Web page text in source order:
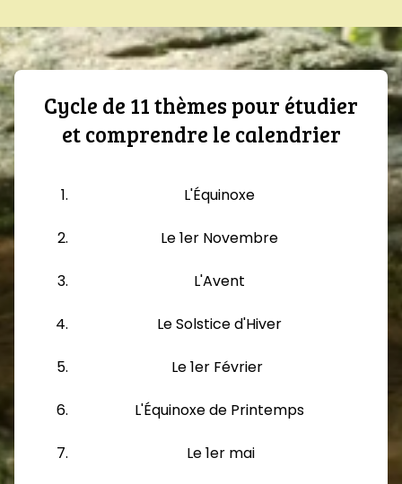
Cycle de 11 thèmes pour étudier
et comprendre le calendrier
L'Équinoxe
Le 1er Novembre
L'Avent
Le Solstice d'Hiver
Le 1er Février
L'Équinoxe de Printemps
Le 1er mai